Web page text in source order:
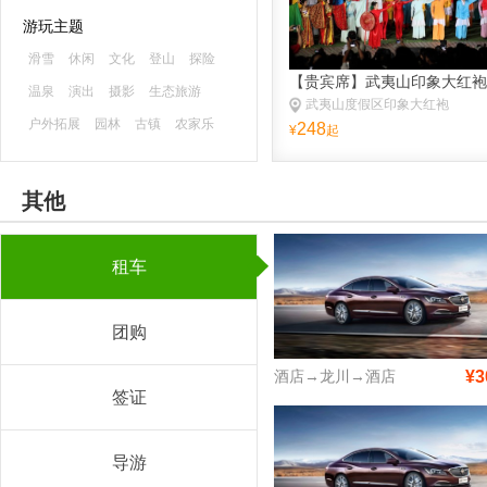
游玩主题
滑雪 休闲 文化 登山 探险
温泉 演出 摄影 生态旅游
户外拓展 园林 古镇 农家乐
古迹
【贵宾席】武夷山印象大红袍
武夷山度假区印象大红袍
¥248起
其他
租车
团购
签证
导游
酒店→龙川→酒店